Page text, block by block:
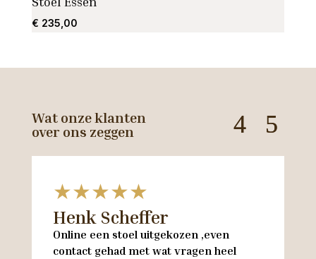
€ 235,00
Wat onze klanten
over ons zeggen
★★★★★
Henk Scheffer
Online een stoel uitgekozen ,even
contact gehad met wat vragen heel